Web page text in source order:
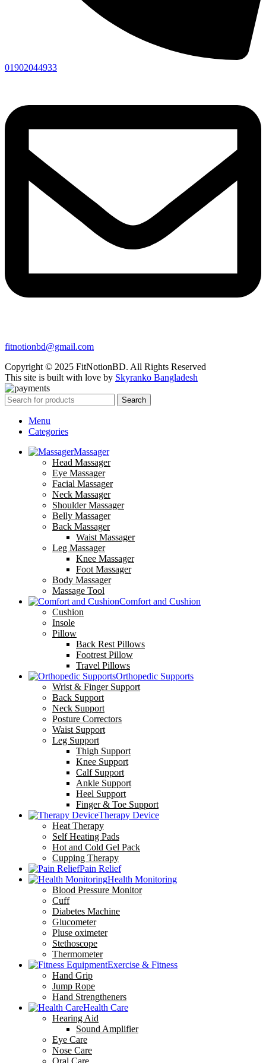
01902044933
fitnotionbd@gmail.com
Copyright © 2025 FitNotionBD. All Rights Reserved
This site is built with love by Skyranko Bangladesh
Search
Menu
Categories
Massager
Head Massager
Eye Massager
Facial Massager
Neck Massager
Shoulder Massager
Belly Massager
Back Massager
Waist Massager
Leg Massager
Knee Massager
Foot Massager
Body Massager
Massage Tool
Comfort and Cushion
Cushion
Insole
Pillow
Back Rest Pillows
Footrest Pillow
Travel Pillows
Orthopedic Supports
Wrist & Finger Support
Back Support
Neck Support
Posture Correctors
Waist Support
Leg Support
Thigh Support
Knee Support
Calf Support
Ankle Support
Heel Support
Finger & Toe Support
Therapy Device
Heat Therapy
Self Heating Pads
Hot and Cold Gel Pack
Cupping Therapy
Pain Relief
Health Monitoring
Blood Pressure Monitor
Cuff
Diabetes Machine
Glucometer
Pluse oximeter
Stethoscope
Thermometer
Exercise & Fitness
Hand Grip
Jump Rope
Hand Strengtheners
Health Care
Hearing Aid
Sound Amplifier
Eye Care
Nose Care
Oral Care